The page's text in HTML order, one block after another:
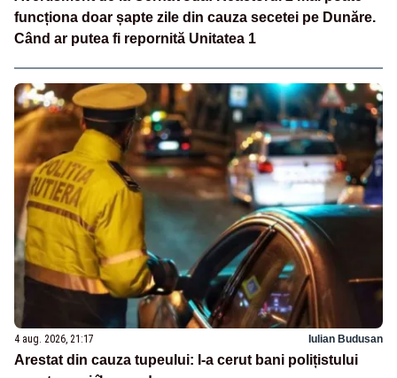
funcționa doar șapte zile din cauza secetei pe Dunăre.
Când ar putea fi repornită Unitatea 1
4 aug. 2026, 21:17 Iulian Budusan
Arestat din cauza tupeului: I-a cerut bani polițistului